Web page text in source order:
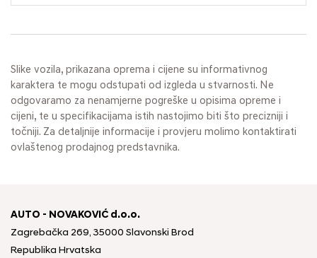
Slike vozila, prikazana oprema i cijene su informativnog
karaktera te mogu odstupati od izgleda u stvarnosti. Ne
odgovaramo za nenamjerne pogreške u opisima opreme i
cijeni, te u specifikacijama istih nastojimo biti što precizniji i
točniji. Za detaljnije informacije i provjeru molimo kontaktirati
ovlaštenog prodajnog predstavnika.
AUTO - NOVAKOVIĆ d.o.o.
Zagrebačka 269, 35000 Slavonski Brod
Republika Hrvatska